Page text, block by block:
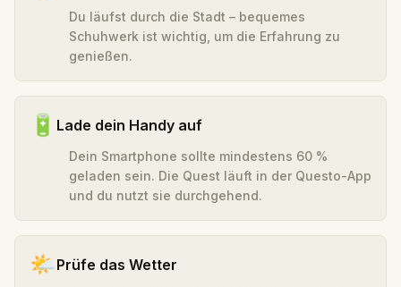
Du läufst durch die Stadt – bequemes
Schuhwerk ist wichtig, um die Erfahrung zu
genießen.
🔋 Lade dein Handy auf
Dein Smartphone sollte mindestens 60 %
geladen sein. Die Quest läuft in der Questo-App
und du nutzt sie durchgehend.
🌤️Prüfe das Wetter